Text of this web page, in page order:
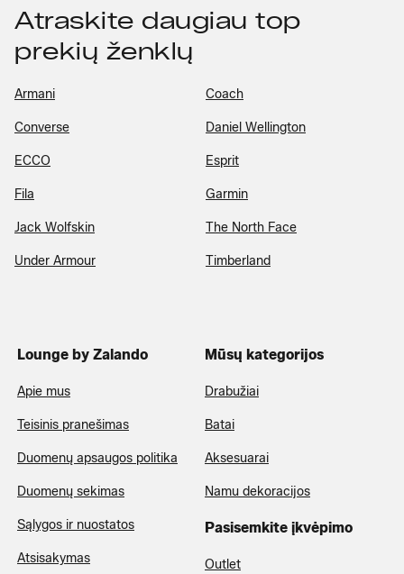
Atraskite daugiau top
prekių ženklų
Armani Coach
Converse Daniel Wellington
ECCO Esprit
Fila Garmin
Jack Wolfskin The North Face
Under Armour Timberland
Lounge by Zalando
Apie mus
Teisinis pranešimas
Duomenų apsaugos politika
Duomenų sekimas
Sąlygos ir nuostatos
Atsisakymas
Mūsų kategorijos
Drabužiai
Batai
Aksesuarai
Namu dekoracijos
Pasisemkite įkvėpimo
Outlet